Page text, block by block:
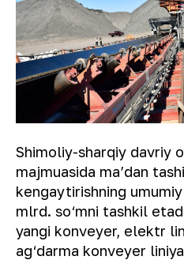
Shimoliy-sharqiy davriy
majmuasida maʼdan
kengaytirishning
mlrd. so‘mni tashkil
yangi konveyer, elektr
ag‘darma konveyer